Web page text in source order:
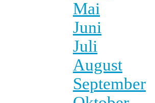
Mai
Juni
Juli
August
September